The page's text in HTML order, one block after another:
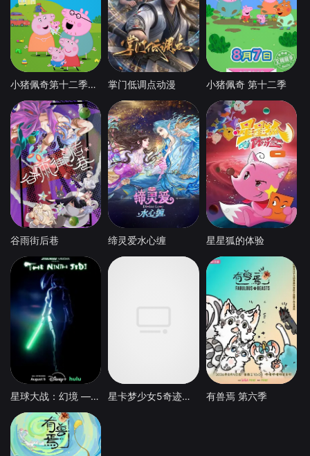
小猪佩奇第十二季国语 掌门低调点动漫 小猪佩奇 第十二季
谷雨街后巷 缔灵爱水心缠 星星狐的体验
星球大战：幻境 — 第九个绝地武士 星卡梦少女5奇迹绽放 有兽焉 第六季